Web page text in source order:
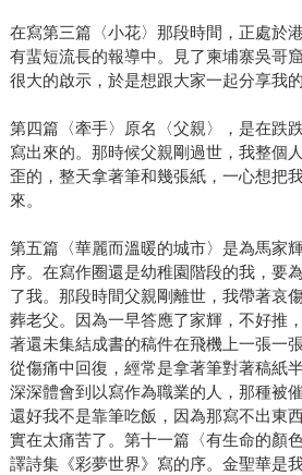
在寫第三篇〈小花〉那段時間，正處於
有蜚短流長的報導中。見了柬埔寨吳哥
很大的啟示，於是想跟大家一起分享我的
第四篇〈牽手〉原名〈父親〉，是在跌
寫出來的。那時候父親剛過世，我整個
歪的，整天拿著筆和幾張紙，一心想把
來。
第五篇〈華麗而溫暖的城市〉是為馬家
序。在寫作圈還是幼稚園階段的我，要
了我。那段時間父親剛離世，我帶著哀
葬老父。因為一早答應了家輝，不好推
著還未集結成書的稿件在飛機上一張一
從傷痛中回復，經常是拿著筆對著稿紙
深深體會到以寫作為職業的人，那種被
還好我不是靠筆吃飯，因為那寫不出東
實在太痛苦了。第十一篇〈有生命的顏
譯詩集《彩夢世界》寫的序。金聖華是